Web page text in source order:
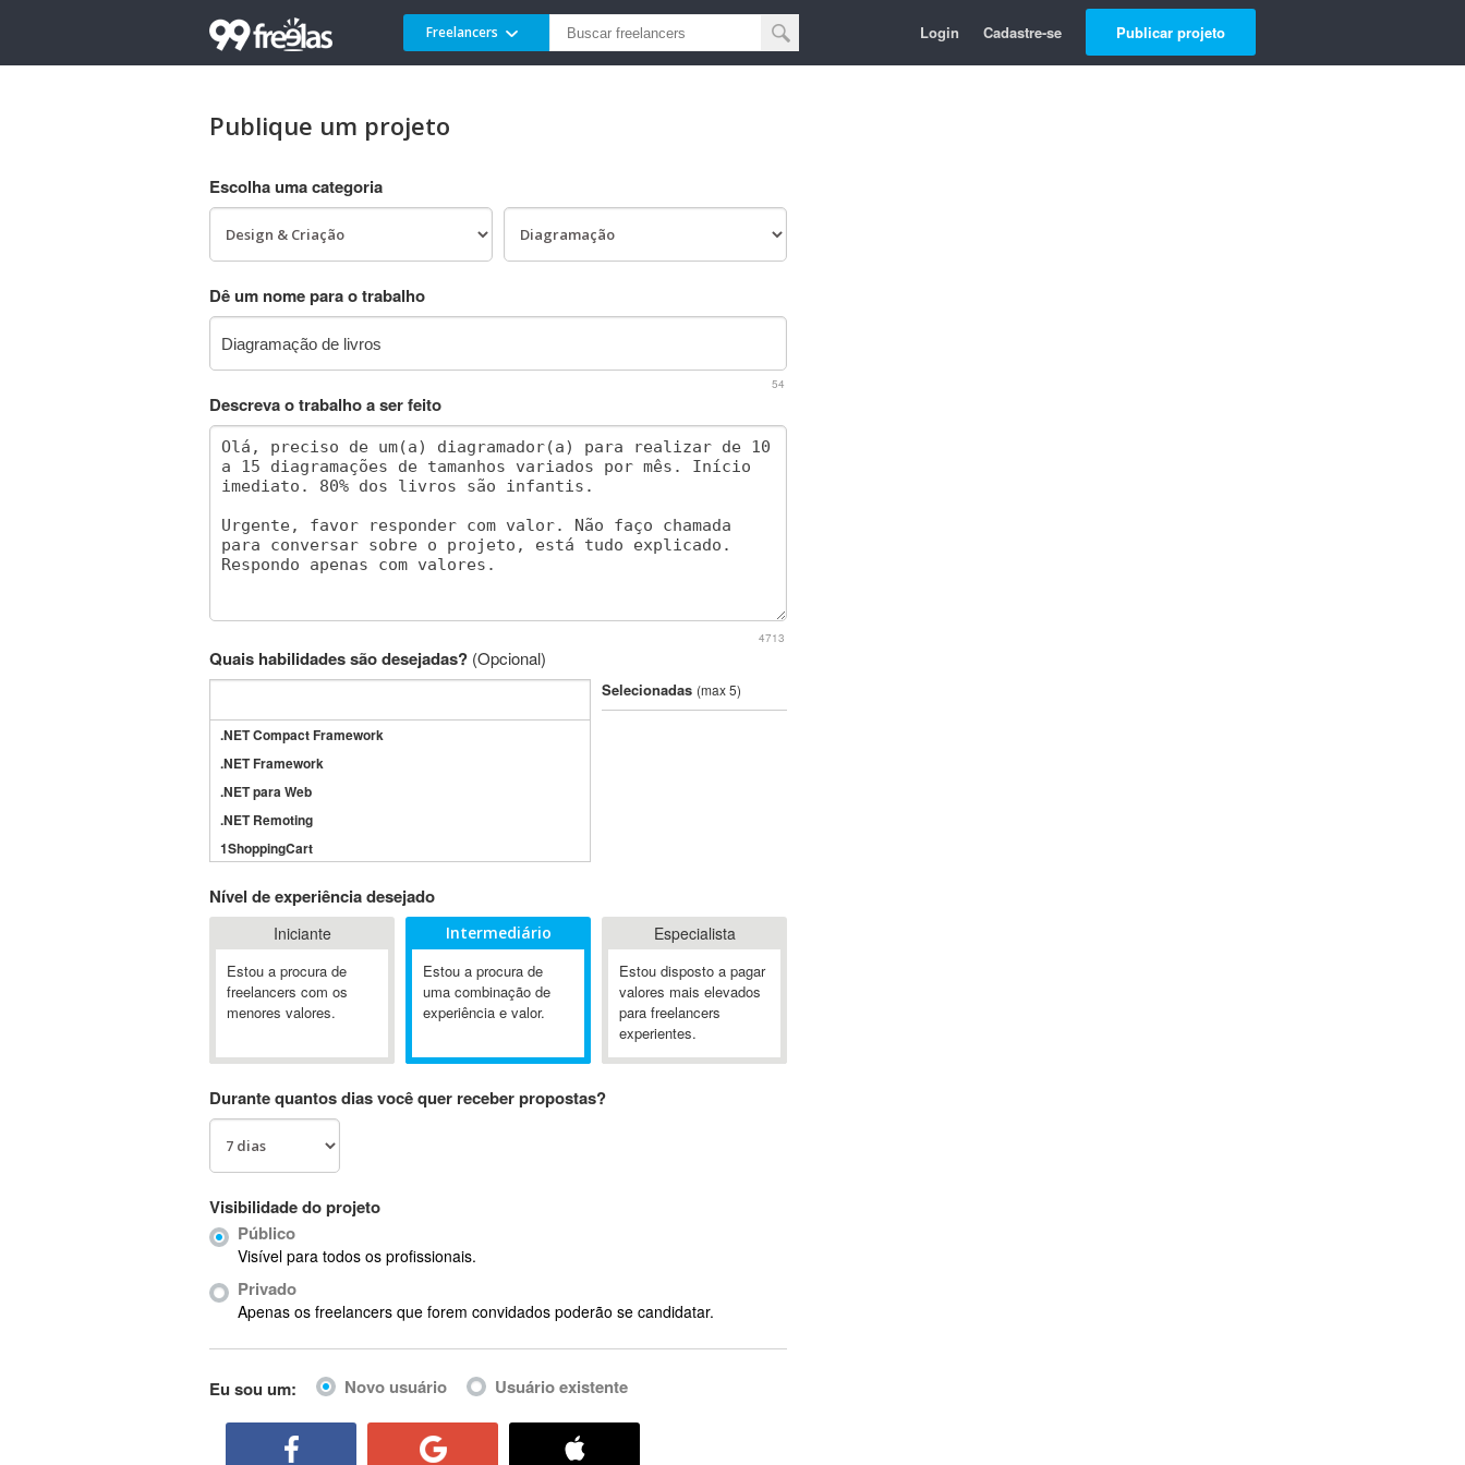
Freelancers Login Cadastre-se Publicar projeto
Publique um projeto
Escolha uma categoria
Dê um nome para o trabalho
54
Descreva o trabalho a ser feito
4713
Quais habilidades são desejadas? (Opcional)
.NET Compact Framework
.NET Framework
.NET para Web
.NET Remoting
1ShoppingCart
3GSM
4D Dimension
802.11
A&P
A-GPS
Ab Initio
ABIS
AbleCommerce
Ableton Live
Abstract Window Toolkit (AWT)
Selecionadas (max 5)
Nível de experiência desejado
Iniciante
Estou a procura de
freelancers com os
menores valores.
Intermediário
Estou a procura de
uma combinação de
experiência e valor.
Especialista
Estou disposto a pagar
valores mais elevados
para freelancers
experientes.
Durante quantos dias você quer receber propostas?
Visibilidade do projeto
Público
Visível para todos os profissionais.
Privado
Apenas os freelancers que forem convidados poderão se candidatar.
Eu sou um: Novo usuário Usuário existente